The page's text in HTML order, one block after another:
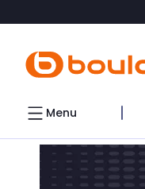
Accéder directement
Menu